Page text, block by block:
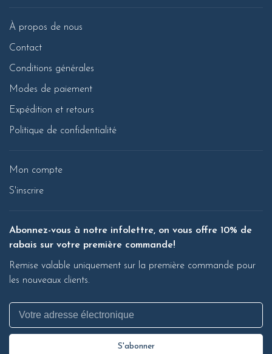
À propos de nous
Contact
Conditions générales
Modes de paiement
Expédition et retours
Politique de confidentialité
Mon compte
S'inscrire
Abonnez-vous à notre infolettre, on vous offre 10% de
rabais sur votre première commande!
Remise valable uniquement sur la première commande pour
les nouveaux clients.
S'abonner